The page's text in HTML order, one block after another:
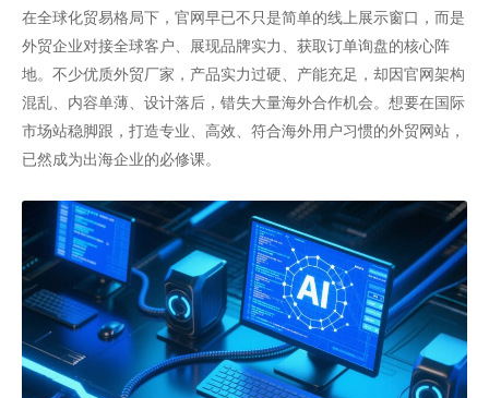
在全球化贸易格局下，官网早已不只是简单的线上展示窗口，而是
外贸企业对接全球客户、展现品牌实力、获取订单询盘的核心阵
地。不少优质外贸厂家，产品实力过硬、产能充足，却因官网架构
混乱、内容单薄、设计落后，错失大量海外合作机会。想要在国际
市场站稳脚跟，打造专业、高效、符合海外用户习惯的外贸网站，
已然成为出海企业的必修课。